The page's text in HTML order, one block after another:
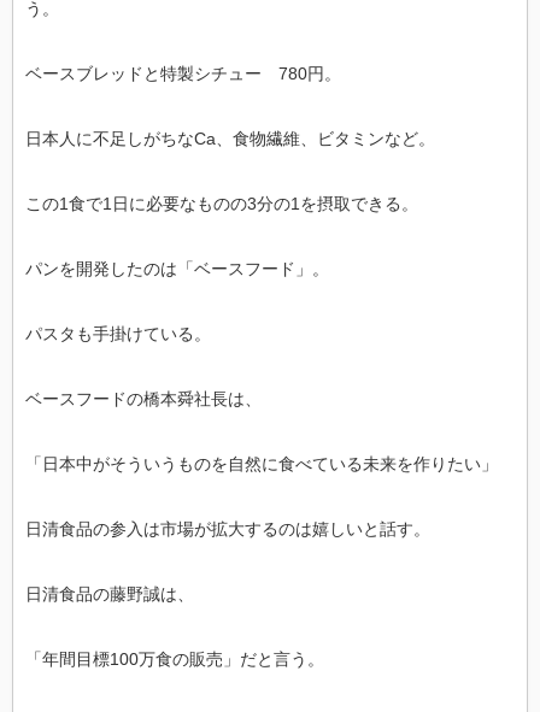
う。
ベースブレッドと特製シチュー 780円。
日本人に不足しがちなCa、食物繊維、ビタミンなど。
この1食で1日に必要なものの3分の1を摂取できる。
パンを開発したのは「ベースフード」。
パスタも手掛けている。
ベースフードの橋本舜社長は、
「日本中がそういうものを自然に食べている未来を作りたい」
日清食品の参入は市場が拡大するのは嬉しいと話す。
日清食品の藤野誠は、
「年間目標100万食の販売」だと言う。